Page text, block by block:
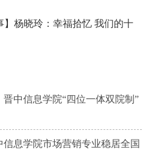
杨晓玲：幸福拾忆 我们的十
中信息学院“四位一体双院制”
息学院市场营销专业稳居全国